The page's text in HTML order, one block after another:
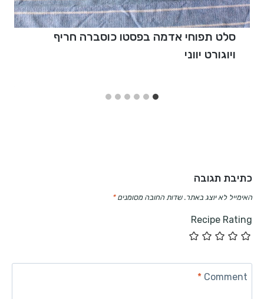
סלט תפוחי אדמה בפסטו כוסברה חריף
ויוגורט יווני
כתיבת תגובה
האימייל לא יוצג באתר. שדות החובה מסומנים*
Recipe Rating
Comment
*